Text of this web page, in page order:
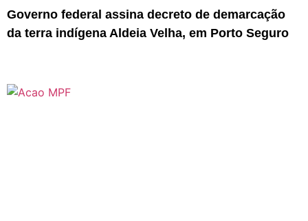
Governo federal assina decreto de demarcação
da terra indígena Aldeia Velha, em Porto Seguro